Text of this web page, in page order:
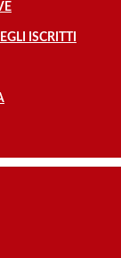
ISCRITTI